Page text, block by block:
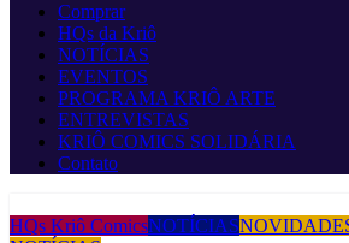
Comprar
HQs da Kriô
NOTÍCIAS
EVENTOS
PROGRAMA KRIÔ ARTE
ENTREVISTAS
KRIÔ COMICS SOLIDÁRIA
Contato
HQs Kriô ComicsNOTÍCIAS